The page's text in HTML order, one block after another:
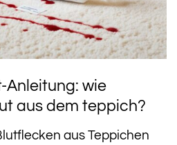
wie
aus dem teppich?
aus Teppichen